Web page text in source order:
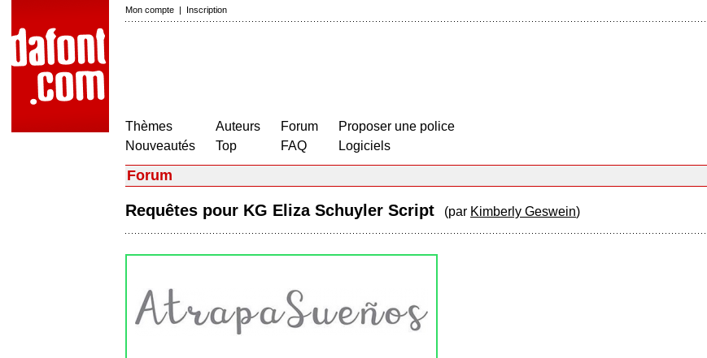
Mon compte | Inscription
Thèmes
Nouveautés
Auteurs
Top
Forum
FAQ
Proposer une police
Logiciels
Forum
Requêtes pour KG Eliza Schuyler Script (par Kimberly Geswein)